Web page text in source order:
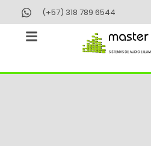
contenido
(+57) 318 789 6544